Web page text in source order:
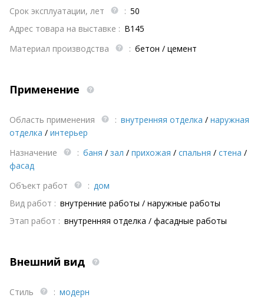
Срок эксплуатации, лет
: 50
Адрес товара на выставке : B145
Материал производства
: бетон / цемент
Применение
Область применения : внутренняя отделка / наружная
отделка / интерьер
Назначение
: баня / зал / прихожая / спальня / стена /
фасад
Объект работ
: дом
Вид работ : внутренние работы / наружные работы
Этап работ : внутренняя отделка / фасадные работы
Внешний вид
Стиль : модерн